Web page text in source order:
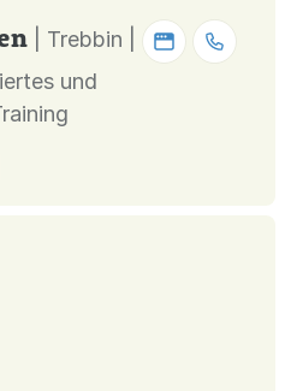
| Trebbin |
und